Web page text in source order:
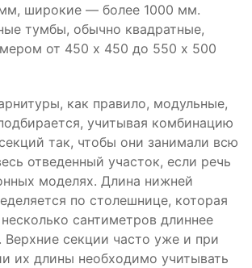
широкие — более 1000 мм.
тумбы, обычно квадратные,
от 450 х 450 до 550 х 500
как правило, модульные,
учитывая комбинацию
так, чтобы они занимали всю
отведенный участок, если речь
моделях. Длина нижней
по столешнице, которая
сантиметров длиннее
Верхние секции часто уже и при
их длины необходимо учитывать